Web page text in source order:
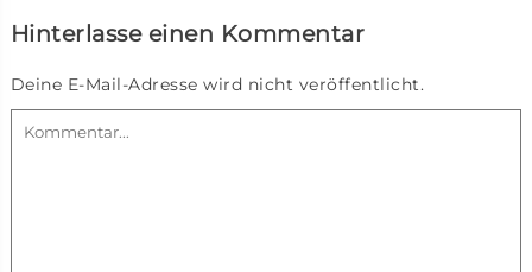
Hinterlasse einen Kommentar
Deine E-Mail-Adresse wird nicht veröffentlicht.